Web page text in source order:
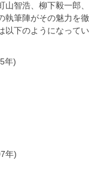
智浩、柳下毅一郎、
執筆陣がその魅力を徹
以下のようになってい
年)
年)